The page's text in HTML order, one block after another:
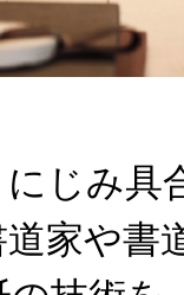
じみ具
家や書